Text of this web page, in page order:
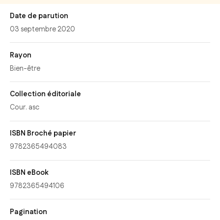
Date de parution
03 septembre 2020
Rayon
Bien-être
Collection éditoriale
Cour. asc
ISBN Broché papier
9782365494083
ISBN eBook
9782365494106
Pagination